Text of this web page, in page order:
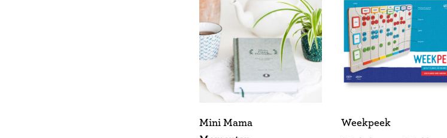
Mini Mama
Weekpeek